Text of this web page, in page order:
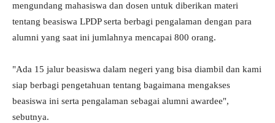
mengundang mahasiswa dan dosen untuk diberikan materi
tentang beasiswa LPDP serta berbagi pengalaman dengan para
alumni yang saat ini jumlahnya mencapai 800 orang.
"Ada 15 jalur beasiswa dalam negeri yang bisa diambil dan kami
siap berbagi pengetahuan tentang bagaimana mengakses
beasiswa ini serta pengalaman sebagai alumni awardee",
sebutnya.